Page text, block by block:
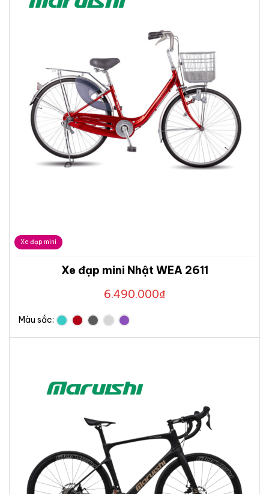
Xe đạp mini
Xe đạp mini Nhật WEA 2611
6.490.000₫
Màu sắc: